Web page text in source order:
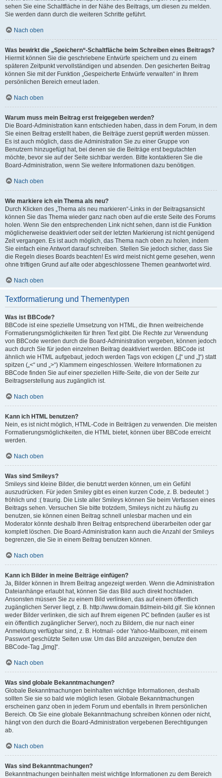
sehen Sie eine Schaltfläche in der Nähe des Beitrags, um diesen zu melden.
Sie werden dann durch die weiteren Schritte geführt.
Nach oben
Was bewirkt die „Speichern“-Schaltfläche beim Schreiben eines Beitrags?
Hiermit können Sie die geschriebene Entwürfe speichern und zu einem
späteren Zeitpunkt vervollständigen und absenden. Den gesicherten Beitrag
können Sie mit der Funktion „Gespeicherte Entwürfe verwalten“ in Ihrem
persönlichen Bereich erneut laden.
Nach oben
Warum muss mein Beitrag erst freigegeben werden?
Die Board-Administration kann entschieden haben, dass in dem Forum, in dem
Sie einen Beitrag erstellt haben, die Beiträge zuerst geprüft werden müssen.
Es ist auch möglich, dass die Administration Sie zu einer Gruppe von
Benutzern hinzugefügt hat, bei denen sie die Beiträge erst begutachten
möchte, bevor sie auf der Seite sichtbar werden. Bitte kontaktieren Sie die
Board-Administration, wenn Sie weitere Informationen dazu benötigen.
Nach oben
Wie markiere ich ein Thema als neu?
Durch Klicken des „Thema als neu markieren“-Links in der Beitragsansicht
können Sie das Thema wieder ganz nach oben auf die erste Seite des Forums
holen. Wenn Sie den entsprechenden Link nicht sehen, dann ist die Funktion
möglicherweise deaktiviert oder seit der letzten Markierung ist nicht genügend
Zeit vergangen. Es ist auch möglich, das Thema nach oben zu holen, indem
Sie einfach eine Antwort darauf schreiben. Stellen Sie jedoch sicher, dass Sie
die Regeln dieses Boards beachten! Es wird meist nicht gerne gesehen, wenn
ohne triftigen Grund auf alte oder abgeschlossene Themen geantwortet wird.
Nach oben
Textformatierung und Thementypen
Was ist BBCode?
BBCode ist eine spezielle Umsetzung von HTML, die Ihnen weitreichende
Formatierungsmöglichkeiten für Ihren Text gibt. Die Rechte zur Verwendung
von BBCode werden durch die Board-Administration vergeben, können jedoch
auch durch Sie für jeden einzelnen Beitrag deaktiviert werden. BBCode ist
ähnlich wie HTML aufgebaut, jedoch werden Tags von eckigen („[“ und „]“) statt
spitzen („<“ und „>“) Klammern eingeschlossen. Weitere Informationen zu
BBCode finden Sie auf einer speziellen Hilfe-Seite, die von der Seite zur
Beitragserstellung aus zugänglich ist.
Nach oben
Kann ich HTML benutzen?
Nein, es ist nicht möglich, HTML-Code in Beiträgen zu verwenden. Die meisten
Formatierungsmöglichkeiten, die HTML bietet, können über BBCode erreicht
werden.
Nach oben
Was sind Smileys?
Smileys sind kleine Bilder, die benutzt werden können, um ein Gefühl
auszudrücken. Für jeden Smiley gibt es einen kurzen Code, z. B. bedeutet :)
fröhlich und :( traurig. Die Liste aller Smileys können Sie beim Verfassen eines
Beitrags sehen. Versuchen Sie bitte trotzdem, Smileys nicht zu häufig zu
benutzen, sie können einen Beitrag schnell unlesbar machen und ein
Moderator könnte deshalb Ihren Beitrag entsprechend überarbeiten oder gar
komplett löschen. Die Board-Administration kann auch die Anzahl der Smileys
begrenzen, die Sie in einem Beitrag benutzen können.
Nach oben
Kann ich Bilder in meine Beiträge einfügen?
Ja, Bilder können in Ihrem Beitrag angezeigt werden. Wenn die Administration
Dateianhänge erlaubt hat, können Sie das Bild auch direkt hochladen.
Ansonsten müssen Sie zu einem Bild verlinken, das auf einem öffentlich
zugänglichen Server liegt, z. B. http://www.domain.tld/mein-bild.gif. Sie können
weder Bilder verlinken, die sich auf Ihrem eigenen PC befinden (außer es ist
ein öffentlich zugänglicher Server), noch zu Bildern, die nur nach einer
Anmeldung verfügbar sind, z. B. Hotmail- oder Yahoo-Mailboxen, mit einem
Passwort geschützte Seiten usw. Um das Bild anzuzeigen, benutze den
BBCode-Tag „[img]“.
Nach oben
Was sind globale Bekanntmachungen?
Globale Bekanntmachungen beinhalten wichtige Informationen, deshalb
sollten Sie sie so bald wie möglich lesen. Globale Bekanntmachungen
erscheinen ganz oben in jedem Forum und ebenfalls in Ihrem persönlichen
Bereich. Ob Sie eine globale Bekanntmachung schreiben können oder nicht,
hängt von den durch die Board-Administration vergebenen Berechtigungen
ab.
Nach oben
Was sind Bekanntmachungen?
Bekanntmachungen beinhalten meist wichtige Informationen zu dem Bereich